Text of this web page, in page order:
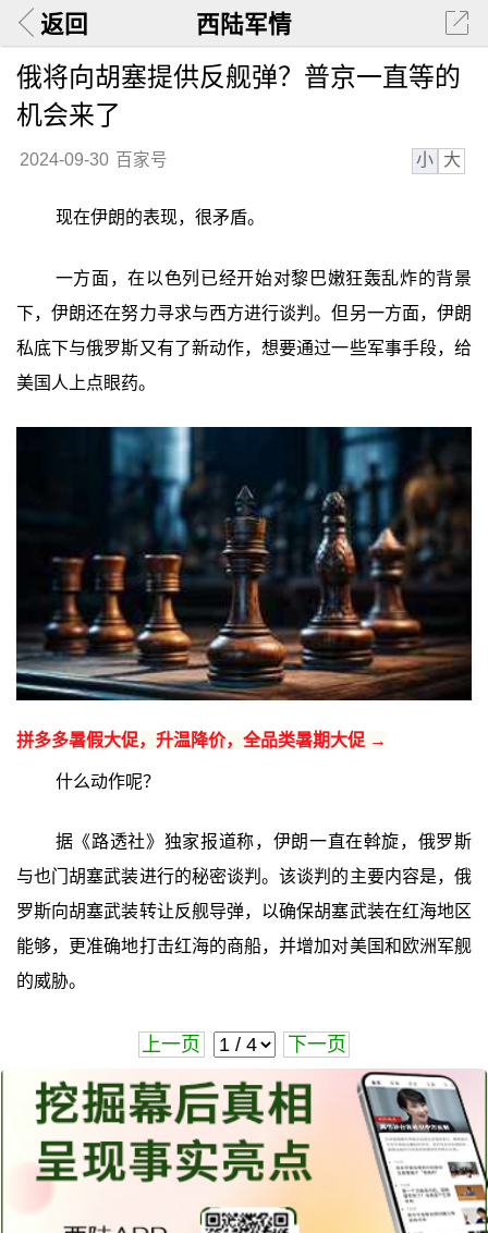
返回 西陆军情
俄将向胡塞提供反舰弹？普京一直等的
机会来了
2024-09-30 百家号 小 大
现在伊朗的表现，很矛盾。
一方面，在以色列已经开始对黎巴嫩狂轰乱炸的背景
下，伊朗还在努力寻求与西方进行谈判。但另一方面，伊朗
私底下与俄罗斯又有了新动作，想要通过一些军事手段，给
美国人上点眼药。
拼多多暑假大促，升温降价，全品类暑期大促 →
什么动作呢？
据《路透社》独家报道称，伊朗一直在斡旋，俄罗斯
与也门胡塞武装进行的秘密谈判。该谈判的主要内容是，俄
罗斯向胡塞武装转让反舰导弹，以确保胡塞武装在红海地区
能够，更准确地打击红海的商船，并增加对美国和欧洲军舰
的威胁。
上一页 下一页